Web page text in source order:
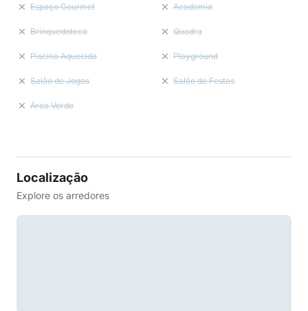
Espaço Gourmet Academia
Brinquedoteca Quadra
Piscina Aquecida Playground
Salão de Jogos Salão de Festas
Área Verde
Localização
Explore os arredores